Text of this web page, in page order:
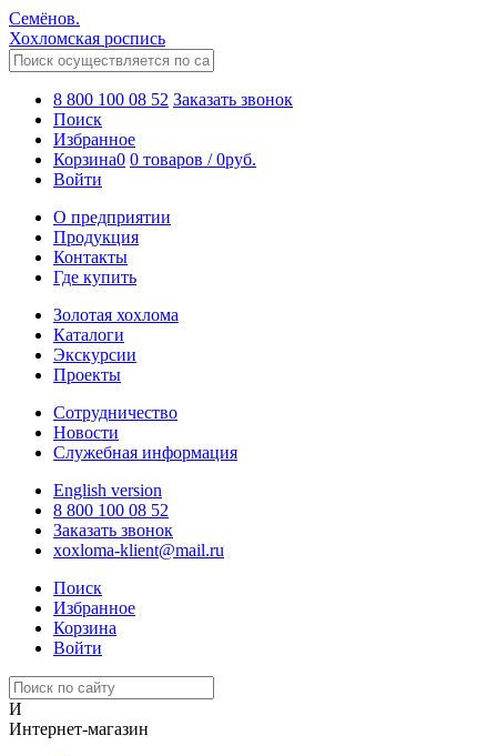
Семёнов.
Хохломская роспись
8 800 100 08 52 Заказать звонок
Поиск
Избранное
Корзина0 0 товаров /0руб.
Войти
О предприятии
Продукция
Контакты
Где купить
Золотая хохлома
Каталоги
Экскурсии
Проекты
Сотрудничество
Новости
Служебная информация
English version
8 800 100 08 52
Заказать звонок
xoxloma-klient@mail.ru
Поиск
Избранное
Корзина
Войти
И
Интернет-магазин